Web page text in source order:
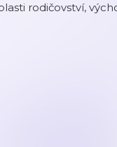
rodičovství,